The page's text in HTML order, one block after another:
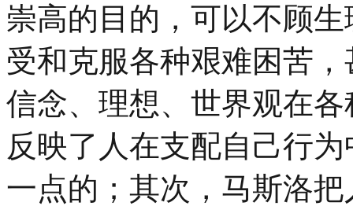
崇高的目的，可以不顾
受和克服各种艰难困苦
信念、理想、世界观在
反映了人在支配自己行
一点的；其次，马斯洛